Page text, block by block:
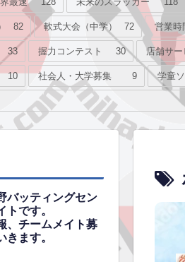
82 軟式大会（中学） 72 営業時
33 握力コンテスト 30 店舗サー
10 社会人・大学募集 9 学童
バッティングセン
です。
、チームメイト募
ます。